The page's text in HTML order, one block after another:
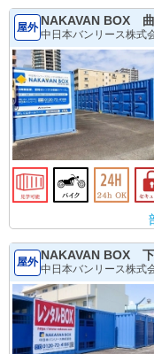
屋外 NAKAVAN BOX
中日本バンリース株式
屋外 NAKAVAN BOX
中日本バンリース株式